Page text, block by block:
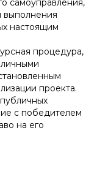
самоуправления,
настоящим
процедура,
проекта.
с победителем
на его